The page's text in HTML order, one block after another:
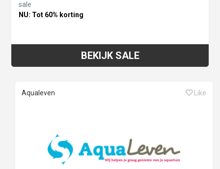
sale
NU: Tot 60% korting
BEKIJK SALE
Aqualeven Like